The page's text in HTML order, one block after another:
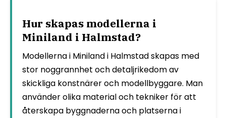
Hur skapas modellerna i
Miniland i Halmstad?
Modellerna i Miniland i Halmstad skapas med
stor noggrannhet och detaljrikedom av
skickliga konstnärer och modellbyggare. Man
använder olika material och tekniker för att
återskapa byggnaderna och platserna i